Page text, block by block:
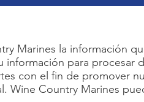
Marines la información
información para procesar
con el fin de promover
Wine Country Marines